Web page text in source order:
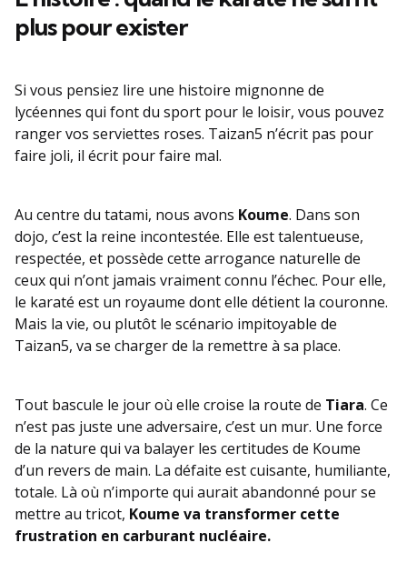
plus pour exister
Si vous pensiez lire une histoire mignonne de
lycéennes qui font du sport pour le loisir, vous pouvez
ranger vos serviettes roses. Taizan5 n’écrit pas pour
faire joli, il écrit pour faire mal.
Au centre du tatami, nous avons Koume. Dans son
dojo, c’est la reine incontestée. Elle est talentueuse,
respectée, et possède cette arrogance naturelle de
ceux qui n’ont jamais vraiment connu l’échec. Pour elle,
le karaté est un royaume dont elle détient la couronne.
Mais la vie, ou plutôt le scénario impitoyable de
Taizan5, va se charger de la remettre à sa place.
Tout bascule le jour où elle croise la route de Tiara. Ce
n’est pas juste une adversaire, c’est un mur. Une force
de la nature qui va balayer les certitudes de Koume
d’un revers de main. La défaite est cuisante, humiliante,
totale. Là où n’importe qui aurait abandonné pour se
mettre au tricot, Koume va transformer cette
frustration en carburant nucléaire.